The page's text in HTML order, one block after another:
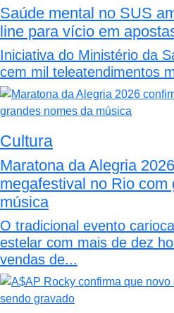
Saúde mental no SUS
line para vício em
Iniciativa do Ministério da
cem mil teleatendimentos
Cultura
Maratona da Alegria
megafestival no Rio com
música
O tradicional evento
estelar com mais de dez
vendas de...